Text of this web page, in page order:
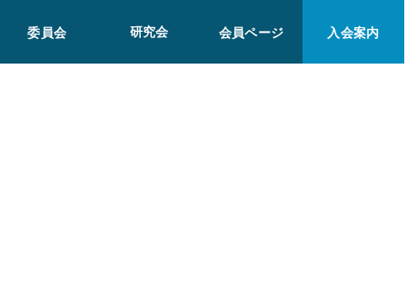
委員会 研究会 会員ページ 入会案内